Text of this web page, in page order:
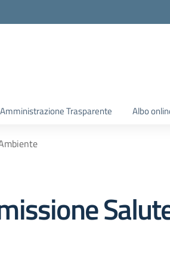
Amministrazione Trasparente Albo